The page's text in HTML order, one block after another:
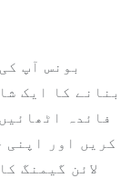
بنانے کا ایک
فائدہ
کریں اور اپنی
لائن گیمنگ